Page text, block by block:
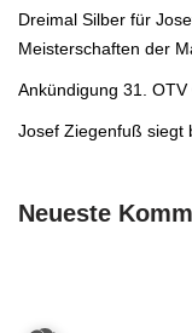
Dreimal Silber für
Meisterschaften der
Ankündigung 31.
Josef Ziegenfuß siegt
Neueste